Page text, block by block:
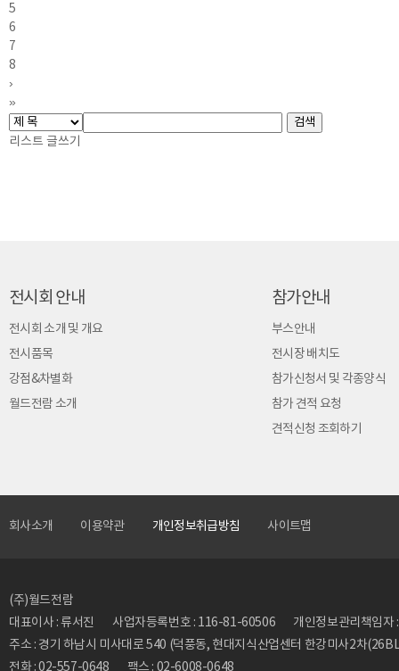
5
6
7
8
›
»
리스트 글쓰기
전시회 안내
전시회 소개 및 개요
전시품목
강점&차별화
월드전람 소개
참가안내
부스안내
전시장 배치도
참가신청서 및 각종양식
참가 견적 요청
견적신청 조회하기
회사소개 이용약관 개인정보취급방침 사이트맵
(주)월드전람
대표이사 : 류서진
사업자등록번호 : 116-81-60506
개인정보관리책임
주소 : 경기 하남시 미사대로 540 (덕풍동, 현대지식산업센터 한강미사2차
전화 : 02-557-0648
팩스 : 02-6008-0648